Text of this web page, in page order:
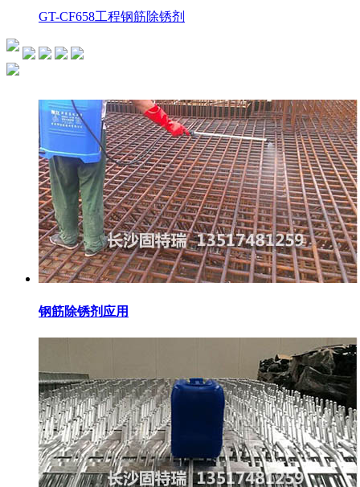
GT-CF658工程钢筋除锈剂
钢筋除锈剂应用